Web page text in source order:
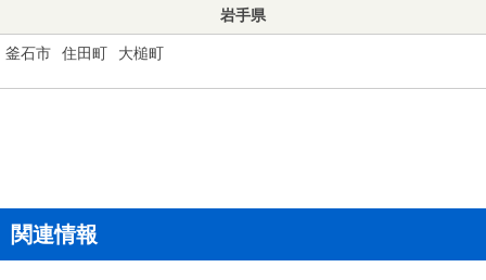
岩手県
釜石市 住田町 大槌町
関連情報